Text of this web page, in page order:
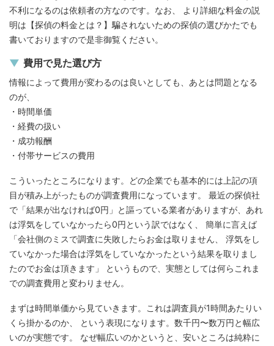
不利になるのは依頼者の方なのです。なお、 より詳細な料金の説
明は【探偵の料金とは？】騙されないための探偵の選びかたでも
書いておりますので是非御覧ください。
費用で見た選び方
情報によって費用が変わるのは良いとしても、あとは問題となる
のが、
・時間単価
・経費の扱い
・成功報酬
・付帯サービスの費用
こういったところになります。どの企業でも基本的には上記の項
目が積み上がったものが調査費用になっています。 最近の探偵社
で「結果が出なければ0円」と謳っている業者がありますが、あれ
は浮気をしていなかったら0円という訳ではなく、 簡単に言えば
「会社側のミスで調査に失敗したらお金は取りません、 浮気をし
ていなかった場合は浮気をしていなかったという結果を取りまし
たのでお金は頂きます」 というもので、実態としては何らこれま
での調査費用と変わりません。
まずは時間単価から見ていきます。これは調査員が1時間あたりい
くら掛かるのか、 という表現になります。数千円〜数万円と幅広
いのが実態です。 なぜ幅広いのかというと、安いところは純粋に